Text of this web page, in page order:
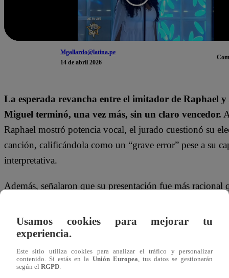
Mgallardo@latina.pe
14 de abril 2026
La esperada revancha entre el imitador de Raphael y
Miguel terminó, una vez más, sin un claro vencedor.
Raphael mostró potencia vocal, el jurado cuestionó su
canción, calificándola como un “grave error” pese a su
interpretativa.
Además, señalaron que su presentación fue más racional
Amanda Miguel destacó por su control y presencia
aunque recibió observaciones sobre la falta de
graves.
La tensión se mantuvo hasta el final, con opiniones
Usamos cookies para mejorar tu
experiencia.
Este sitio utiliza cookies para analizar el tráfico y personalizar
contenido. Si estás en la Unión Europea , tus datos se gestionarán
según el RGPD